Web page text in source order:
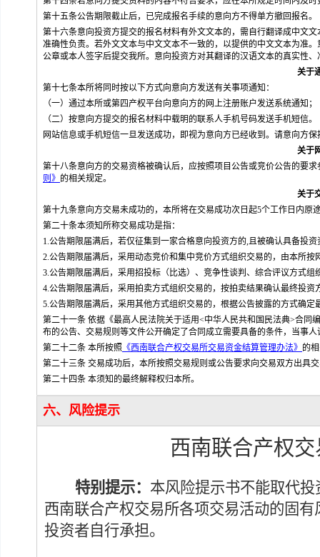
第十五条公告期限截止后，已完成报名手续的意向方不得单方撤回报名。
第十六条意向投资方提交的报名材料有外文文本的，需自行翻译成中文
准确性负责。若外文文本与中文文本不一致的，以提供的中文文本为准
公章或本人签字后提交我所。意向投资方对其翻译的汉语文本的真实性
关于
第十七条本所将同时按以下方式向意向方发送有关事项通知：
（一）通过本所或第四产权平台向意向方的网上注册账户发送系统通知；
（二）按意向方提交的报名材料中载明的联系人手机号码发送手机短信。
网站信息或手机短信一旦发送成功，即视为意向方已经收到。请意向方
关于
第十八条意向方的交易资格被确认后，应按照项目公告或竞价公告的要
则》 的相关规定。
关于
第十九条意向方交易未成功的，本所将在交易成功次日起5个工作日内原
第二十条本须知所称交易成功是指：
1.公告期限届满后，若仅征集到一家合格意向投资方的,且被确认具备投
2.公告期限届满后，采用动态竞价和集中竞价方式组织交易的，由本所
3.公告期限届满后，采用招投标（比选）、竞争性谈判、综合评议方式
4.公告期限届满后，采用拍卖方式组织交易的，按拍卖结果确认最终投资
5.公告期限届满后，采用其他方式组织交易的，根据公告披露的方式确定
第二十一条 依据《最高人民法院关于适用<中华人民共和国民法典>合同
布的公告、交易规则等文件公开确定了合同成立需要具备的条件，当事
第二十二条 本所按照 《西南联合产权交易所交易资金结算管理办法》 的
第二十三条 交易成功后，本所按照交易规则或公告要求向交易双方出具
第二十四条 本须知的最终解释权归本所。
六、风险提示
西南联合产权
特别提示： 本风险提示书不能取代
西南联合产权交易所各项交易活动的固
投资者自行承担。